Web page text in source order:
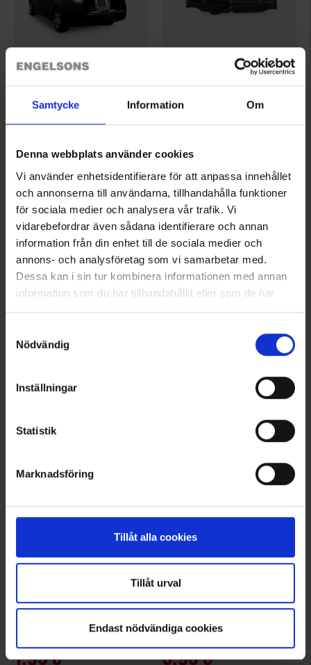
Samtycke Information Om
Denna webbplats använder cookies
Vi använder enhetsidentifierare för att anpassa innehållet
och annonserna till användarna, tillhandahålla funktioner
för sociala medier och analysera vår trafik. Vi
vidarebefordrar även sådana identifierare och annan
information från din enhet till de sociala medier och
annons- och analysföretag som vi samarbetar med.
Dessa kan i sin tur kombinera informationen med annan
information som du har tillhandahållit eller som de har
samlat in när du har använt deras tjänster.
Nödvändig
Inställningar
Statistik
Marknadsföring
Tillåt alla cookies
Tillåt urval
Endast nödvändiga cookies
Dogman Foliopeite 3x3m
Arvio: 4.3 5:sta tähdestä
Koirapilli Kaksi Sävyä
Arvio:
5857
22 €
Dogman Kakkapussit 50kpl/rulla Dogman
5357
1,95 €
Dogman Kakkapussit 4x20-p
7835
3,95 €